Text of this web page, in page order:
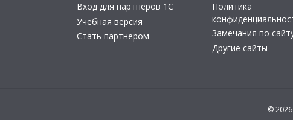
Вход для партнеров 1С
Учебная версия
Стать партнером
Политика
Замечания по
Другие сайты
©